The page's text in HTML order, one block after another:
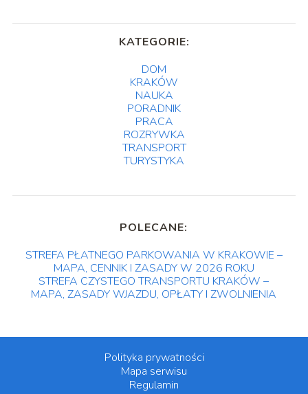
KATEGORIE:
DOM
KRAKÓW
NAUKA
PORADNIK
PRACA
ROZRYWKA
TRANSPORT
TURYSTYKA
POLECANE:
STREFA PŁATNEGO PARKOWANIA W KRAKOWIE –
MAPA, CENNIK I ZASADY W 2026 ROKU
STREFA CZYSTEGO TRANSPORTU KRAKÓW –
MAPA, ZASADY WJAZDU, OPŁATY I ZWOLNIENIA
Polityka prywatności
Mapa serwisu
Regulamin